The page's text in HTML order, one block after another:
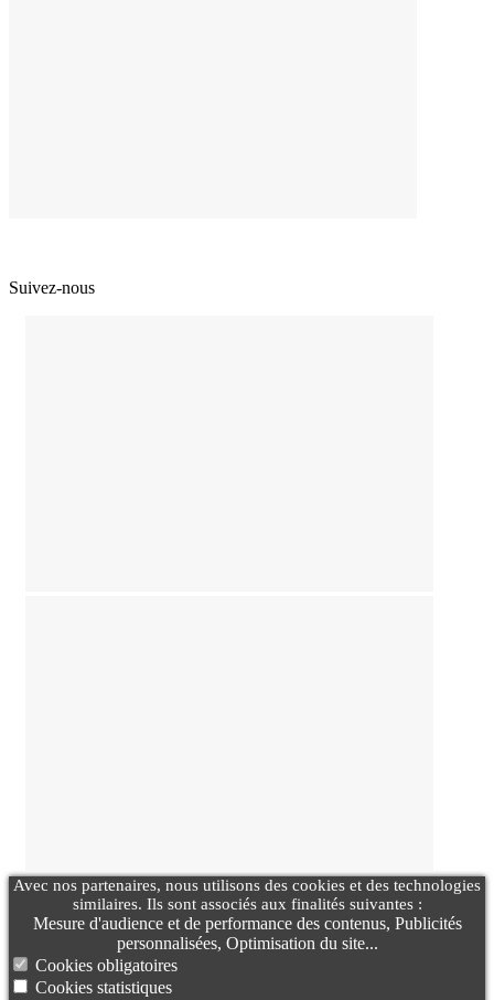
Suivez-nous
Avec nos partenaires, nous utilisons des cookies et des technologies
similaires. Ils sont associés aux finalités suivantes :
Mesure d'audience et de performance des contenus, Publicités
personnalisées, Optimisation du site...
Cookies obligatoires
Cookies statistiques